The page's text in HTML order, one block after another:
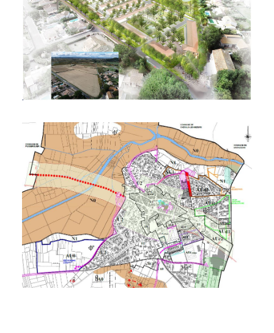
Urbanisme Réglementaire
Urbanisme Réglementaire